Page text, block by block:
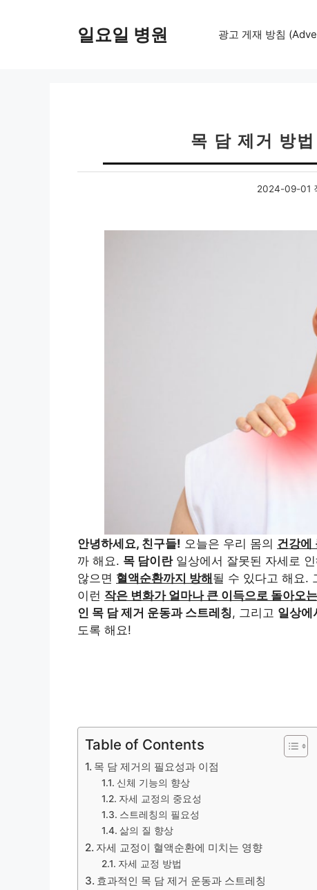
일요일 병원 광고 게재 방침
목 담 제거 방
2024-09-01
안녕하세요, 친구들! 오늘은 우리 몸의 건강에
까 해요. 목 담이란일상에서 잘못된 자세로
않으면 혈액순환까지 방해 될 수 있다고 해요.
이런 작은 변화가 얼마나 큰 이득으로 돌아오는
인 목 담 제거 운동과 스트레칭, 그리고 일상에
도록 해요!
Table of Contents
목 담 제거의 필요성과 이점
신체 기능의 향상
자세 교정의 중요성
스트레칭의 필요성
삶의 질 향상
자세 교정이 혈액순환에 미치는 영향
자세 교정 방법
효과적인 목 담 제거 운동과 스트레칭